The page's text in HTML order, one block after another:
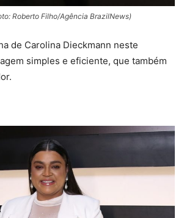
Roberto Filho/Agência BrazilNews)
de Carolina Dieckmann neste
simples e eficiente, que também